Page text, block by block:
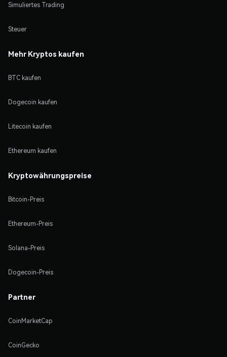
Simuliertes Trading
Steuer
Mehr Kryptos kaufen
BTC kaufen
Dogecoin kaufen
Litecoin kaufen
Ethereum kaufen
Kryptowährungspreise
Bitcoin-Preis
Ethereum-Preis
Solana-Preis
Dogecoin-Preis
Partner
CoinMarketCap
CoinGecko